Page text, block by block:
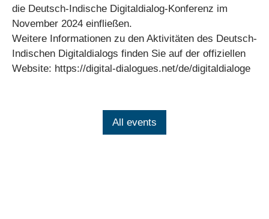
die Deutsch-Indische Digitaldialog-Konferenz im
November 2024 einfließen.
Weitere Informationen zu den Aktivitäten des Deutsch-
Indischen Digitaldialogs finden Sie auf der offiziellen
Website: https://digital-dialogues.net/de/digitaldialoge
All events